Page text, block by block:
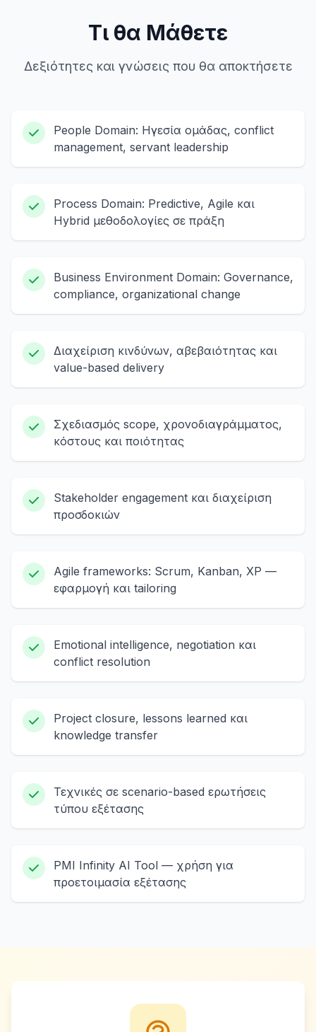
Τι θα Μάθετε
Δεξιότητες και γνώσεις που θα αποκτήσετε
People Domain: Ηγεσία ομάδας, conflict
management, servant leadership
Process Domain: Predictive, Agile και
Hybrid μεθοδολογίες σε πράξη
Business Environment Domain: Governance,
compliance, organizational change
Διαχείριση κινδύνων, αβεβαιότητας και
value-based delivery
Σχεδιασμός scope, χρονοδιαγράμματος,
κόστους και ποιότητας
Stakeholder engagement και διαχείριση
προσδοκιών
Agile frameworks: Scrum, Kanban, XP —
εφαρμογή και tailoring
Emotional intelligence, negotiation και
conflict resolution
Project closure, lessons learned και
knowledge transfer
Τεχνικές σε scenario-based ερωτήσεις
τύπου εξέτασης
PMI Infinity AI Tool — χρήση για
προετοιμασία εξέτασης